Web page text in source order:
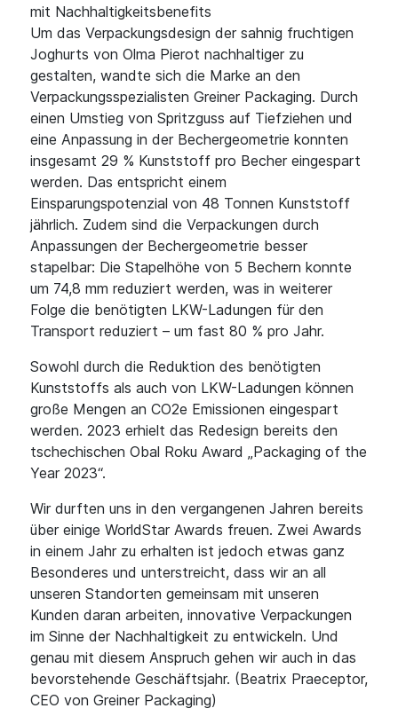
mit Nachhaltigkeitsbenefits
Um das Verpackungsdesign der sahnig fruchtigen
Joghurts von Olma Pierot nachhaltiger zu
gestalten, wandte sich die Marke an den
Verpackungsspezialisten Greiner Packaging. Durch
einen Umstieg von Spritzguss auf Tiefziehen und
eine Anpassung in der Bechergeometrie konnten
insgesamt 29 % Kunststoff pro Becher eingespart
werden. Das entspricht einem
Einsparungspotenzial von 48 Tonnen Kunststoff
jährlich. Zudem sind die Verpackungen durch
Anpassungen der Bechergeometrie besser
stapelbar: Die Stapelhöhe von 5 Bechern konnte
um 74,8 mm reduziert werden, was in weiterer
Folge die benötigten LKW-Ladungen für den
Transport reduziert – um fast 80 % pro Jahr.
Sowohl durch die Reduktion des benötigten
Kunststoffs als auch von LKW-Ladungen können
große Mengen an CO2e Emissionen eingespart
werden. 2023 erhielt das Redesign bereits den
tschechischen Obal Roku Award „Packaging of the
Year 2023“.
Wir durften uns in den vergangenen Jahren bereits
über einige WorldStar Awards freuen. Zwei Awards
in einem Jahr zu erhalten ist jedoch etwas ganz
Besonderes und unterstreicht, dass wir an all
unseren Standorten gemeinsam mit unseren
Kunden daran arbeiten, innovative Verpackungen
im Sinne der Nachhaltigkeit zu entwickeln. Und
genau mit diesem Anspruch gehen wir auch in das
bevorstehende Geschäftsjahr. (Beatrix Praeceptor,
CEO von Greiner Packaging)